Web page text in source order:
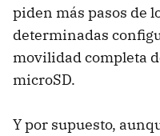
piden más pasos de
determinadas
movilidad completa
microSD.
Y por supuesto,